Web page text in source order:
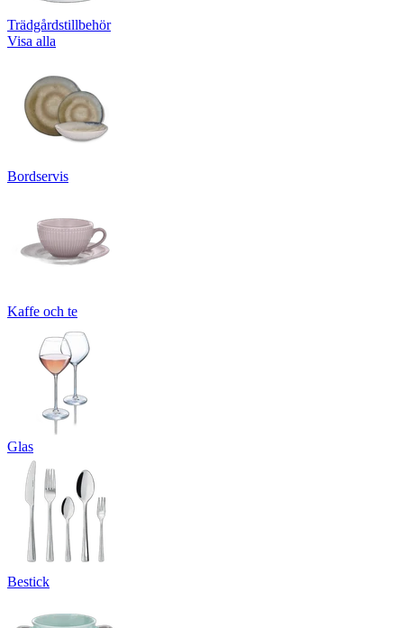
Trädgårdstillbehör
Visa alla
Bordservis
Kaffe och te
Glas
Bestick